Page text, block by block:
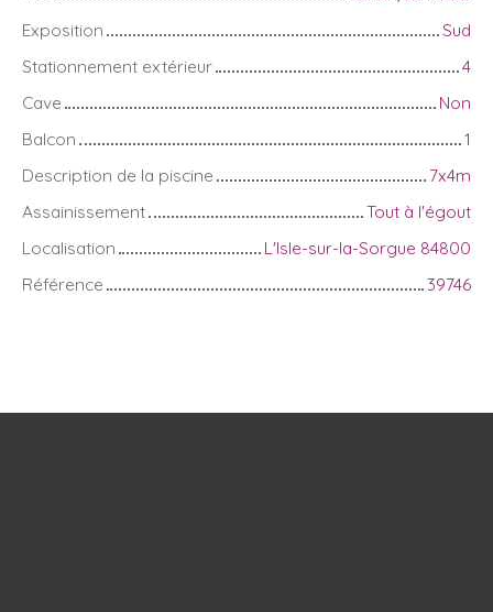
Exposition
Sud
Stationnement extérieur
4
Cave
Non
Balcon
1
Description de la piscine
7x4m
Assainissement
Tout à l'égout
Localisation
L'Isle-sur-la-Sorgue 84800
Référence
39746